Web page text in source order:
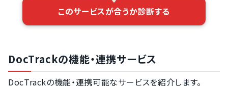
このサービスが合うか診断する
DocTrackの機能・連携サービス
DocTrackの機能・連携可能なサービスを紹介します。